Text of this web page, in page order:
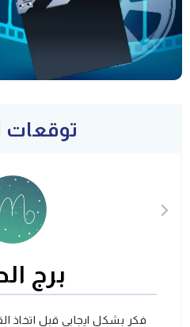
توقعات
برج
فكر بشكل ايجابي قبل اتخاذ